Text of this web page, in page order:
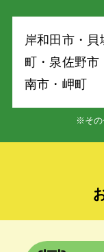
岸和⽥市・
町・泉佐野市
南市・岬町
※その